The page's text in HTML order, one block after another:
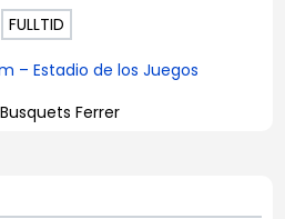
FULLTID
– Estadio de los Juegos
Ferrer